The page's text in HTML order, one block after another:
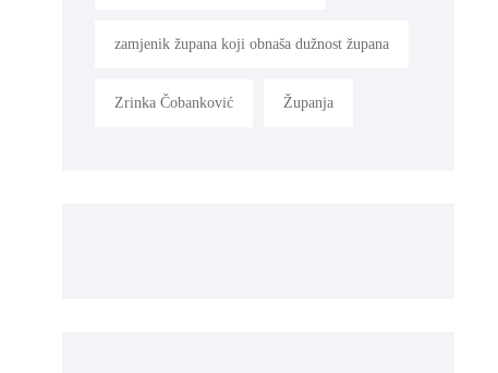
zamjenik župana koji obnaša dužnost župana
Zrinka Čobanković Županja